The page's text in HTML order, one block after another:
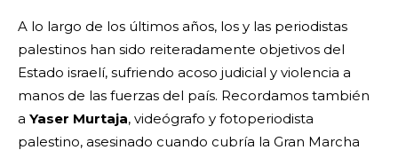
A lo largo de los últimos años, los y las periodistas
palestinos han sido reiteradamente objetivos del
Estado israelí, sufriendo acoso judicial y violencia a
manos de las fuerzas del país. Recordamos también
a Yaser Murtaja, videógrafo y fotoperiodista
palestino, asesinado cuando cubría la Gran Marcha